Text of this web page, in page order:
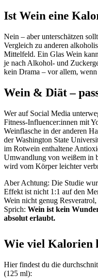
Ist Wein eine
Nein – aber unterschätzen
Vergleich zu anderen
Mittelfeld. Ein Glas Wein
je nach Alkohol- und
kein Drama – vor allem,
Wein & Diät –
Wer auf Social Media
Fitness-Influencer:innen mit
Weinflasche in der anderen
der Washington State
im Rotwein enthaltene
Umwandlung von weißem in
wird vom Körper leichter
Aber Achtung: Die Studie
Effekt ist nicht 1:1 auf den
Wein nicht genug
Sprich: Wein ist kein
absolut erlaubt.
Wie viel Kalorien
Hier findest du die
(125 ml):